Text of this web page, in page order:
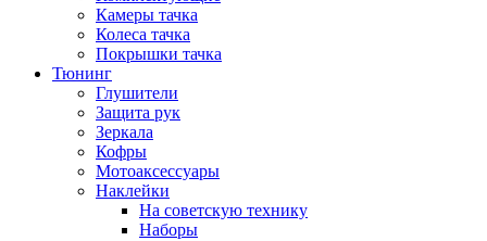
Камеры тачка
Колеса тачка
Покрышки тачка
Тюнинг
Глушители
Защита рук
Зеркала
Кофры
Мотоаксессуары
Наклейки
На советскую технику
Наборы